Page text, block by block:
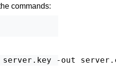
commands:
-out